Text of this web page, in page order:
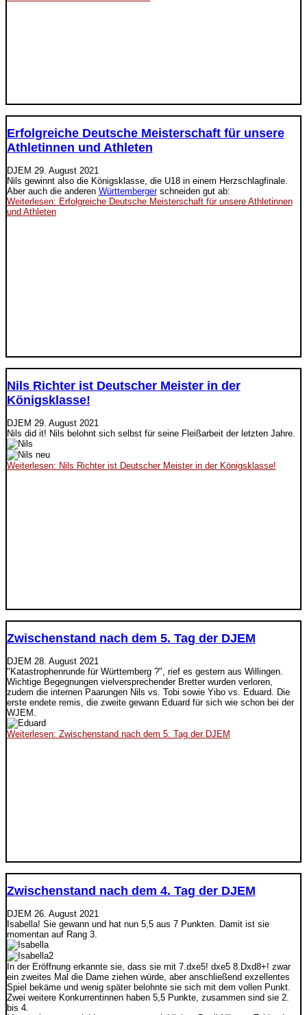
Erfolgreiche Deutsche Meisterschaft für unsere
Athletinnen und Athleten
DJEM 29. August 2021
Nils gewinnt also die Königsklasse, die U18 in einem Herzschlagfinale.
Aber auch die anderen Württembergerschneiden gut ab:
Weiterlesen: Erfolgreiche Deutsche Meisterschaft für unsere Athletinnen
und Athleten
Nils Richter ist Deutscher Meister in der
Königsklasse!
DJEM 29. August 2021
Nils did it! Nils belohnt sich selbst für seine Fleißarbeit der letzten Jahre.
Weiterlesen: Nils Richter ist Deutscher Meister in der Königsklasse!
Zwischenstand nach dem 5. Tag der DJEM
DJEM 28. August 2021
"Katastrophenrunde für Württemberg ?", rief es gestern aus Willingen.
Wichtige Begegnungen vielversprechender Bretter wurden verloren,
zudem die internen Paarungen Nils vs. Tobi sowie Yibo vs. Eduard. Die
erste endete remis, die zweite gewann Eduard für sich wie schon bei der
WJEM.
Weiterlesen: Zwischenstand nach dem 5. Tag der DJEM
Zwischenstand nach dem 4. Tag der DJEM
DJEM 26. August 2021
Isabella! Sie gewann und hat nun 5,5 aus 7 Punkten. Damit ist sie
momentan auf Rang 3.
In der Eröffnung erkannte sie, dass sie mit 7.dxe5! dxe5 8.Dxd8+! zwar
ein zweites Mal die Dame ziehen würde, aber anschließend exzellentes
Spiel bekäme und wenig später belohnte sie sich mit dem vollen Punkt.
Zwei weitere Konkurrentinnen haben 5,5 Punkte, zusammen sind sie 2.
bis 4.